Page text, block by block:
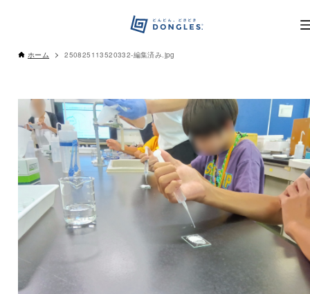
ホーム 250825113520332-編集済み.jpg